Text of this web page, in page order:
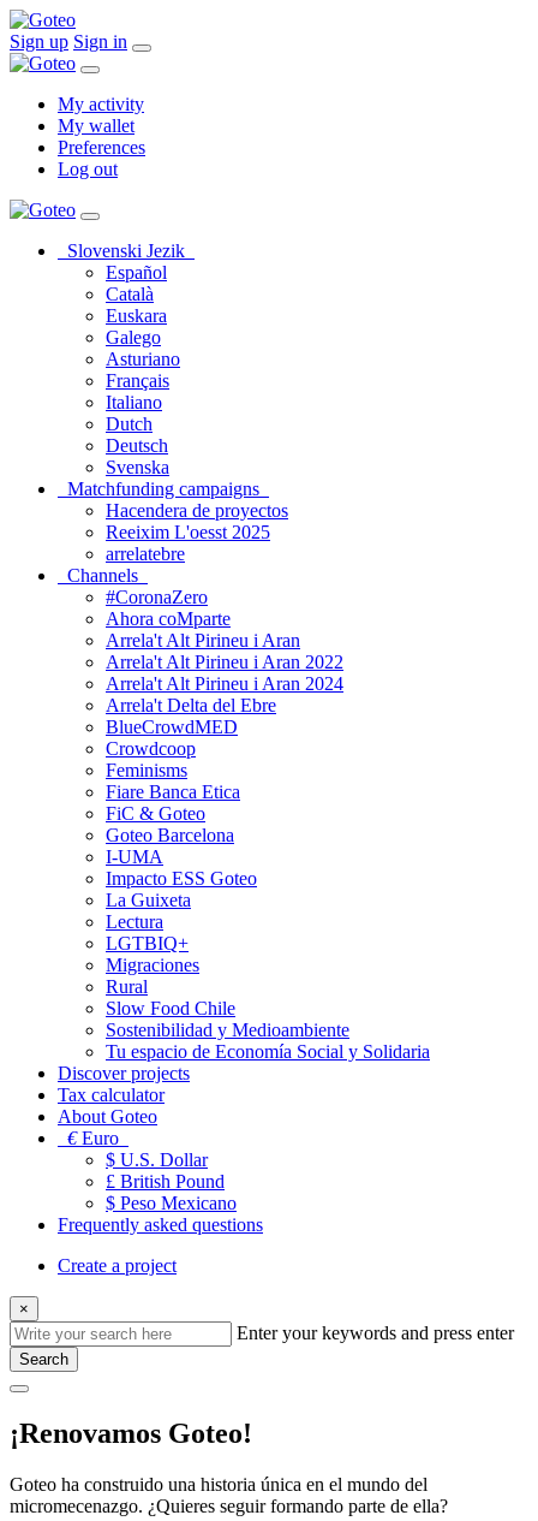
Sign up Sign in
My activity
My wallet
Preferences
Log out
Slovenski Jezik
Español
Català
Euskara
Galego
Asturiano
Français
Italiano
Dutch
Deutsch
Svenska
Matchfunding campaigns
Hacendera de proyectos
Reeixim L'oesst 2025
arrelatebre
Channels
#CoronaZero
Ahora coMparte
Arrela't Alt Pirineu i Aran
Arrela't Alt Pirineu i Aran 2022
Arrela't Alt Pirineu i Aran 2024
Arrela't Delta del Ebre
BlueCrowdMED
Crowdcoop
Feminisms
Fiare Banca Etica
FiC & Goteo
Goteo Barcelona
I-UMA
Impacto ESS Goteo
La Guixeta
Lectura
LGTBIQ+
Migraciones
Rural
Slow Food Chile
Sostenibilidad y Medioambiente
Tu espacio de Economía Social y Solidaria
Discover projects
Tax calculator
About Goteo
€Euro
$ U.S. Dollar
£ British Pound
$ Peso Mexicano
Frequently asked questions
Create a project
×
Enter your keywords and press enter
Search
¡Renovamos Goteo!
Goteo ha construido una historia única en el mundo del
micromecenazgo. ¿Quieres seguir formando parte de ella?